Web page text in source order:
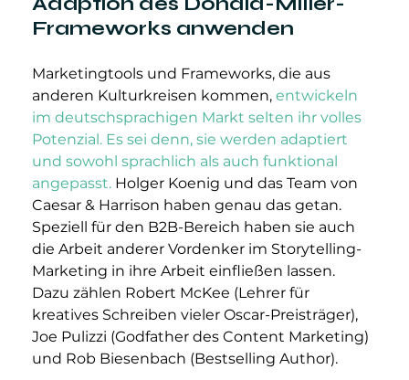
Frameworks anwenden
Marketingtools und Frameworks, die aus
anderen Kulturkreisen kommen, entwickeln
im deutschsprachigen Markt selten ihr volles
Potenzial. Es sei denn, sie werden adaptiert
und sowohl sprachlich als auch funktional
angepasst. Holger Koenig und das Team von
Caesar & Harrison haben genau das getan.
Speziell für den B2B-Bereich haben sie auch
die Arbeit anderer Vordenker im Storytelling-
Marketing in ihre Arbeit einfließen lassen.
Dazu zählen Robert McKee (Lehrer für
kreatives Schreiben vieler Oscar-Preisträger),
Joe Pulizzi (Godfather des Content Marketing)
und Rob Biesenbach (Bestselling Author).